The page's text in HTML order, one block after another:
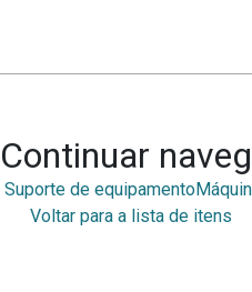
Continuar
Suporte de equipamento
Voltar para a lista de itens